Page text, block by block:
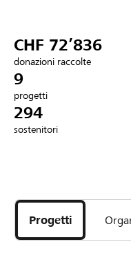
Collegarsi
DE FR IT
CHF 72’836
donazioni raccolte
9
progetti
294
sostenitori
i
progetti
e
Progetti